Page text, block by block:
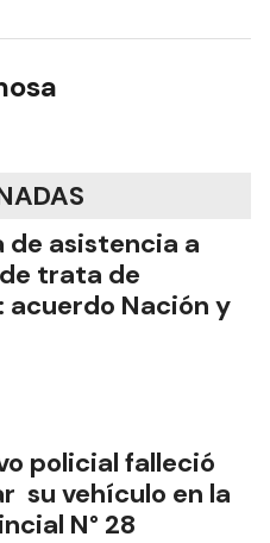
de asistencia a
trata de
acuerdo Nación y
policial falleció
su vehículo en la
N° 28